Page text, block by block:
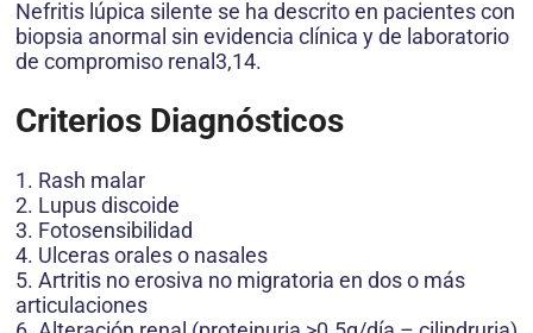
Nefritis lúpica silente se ha descrito en pacientes con
biopsia anormal sin evidencia clínica y de laboratorio
de compromiso renal3,14.
Criterios Diagnósticos
1. Rash malar
2. Lupus discoide
3. Fotosensibilidad
4. Ulceras orales o nasales
5. Artritis no erosiva no migratoria en dos o más
articulaciones